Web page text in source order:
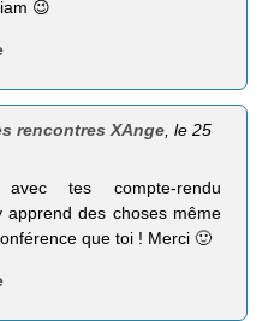
😉
rencontres XAnge , le 25
tes compte-rendu
apprend des choses même
que toi ! Merci 🙂